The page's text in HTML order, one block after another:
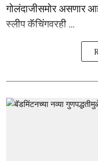
गोलंदाजीसमोर असणार
स्लीप कॅचिंगवरही ...